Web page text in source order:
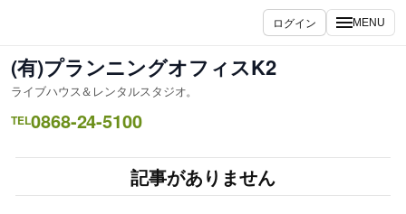
を
ス
キ
ッ
ログイン MENU
(有)プランニングオフィスK2
ライブハウス＆レンタルスタジオ。
TEL0868-24-5100
記事がありません